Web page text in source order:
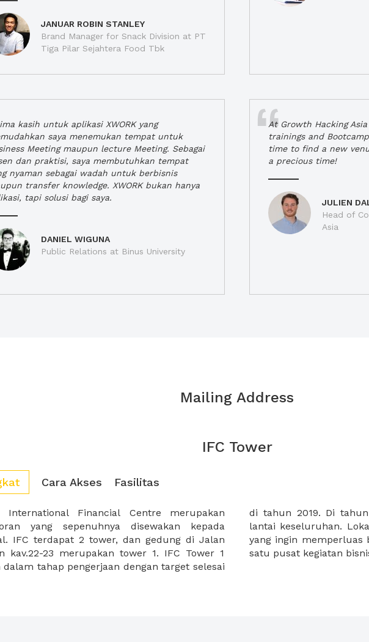
JANUAR ROBIN STANLEY
Brand Manager for Snack Division at PT
Tiga Pilar Sejahtera Food Tbk
kasih untuk aplikasi XWORK yang
saya menemukan tempat untuk
Meeting maupun lecture Meeting. Sebagai
dan praktisi, saya membutuhkan tempat
nyaman sebagai wadah untuk berbisnis
transfer knowledge. XWORK bukan hanya
tapi solusi bagi saya.
DANIEL WIGUNA
Public Relations at Binus University
At Growth Hacking
trainings and
time to find a new
a precious time!
JULIEN
Head of
Asia
Mailing Address
IFC Tower
Cara Akses Fasilitas
Financial Centre merupakan
yang sepenuhnya disewakan kepada
IFC terdapat 2 tower, dan gedung di Jalan
kav.22-23 merupakan tower 1. IFC Tower 1
tahap pengerjaan dengan target selesai
tahun 2019, gedung ini akan terdiri dari 49
Lokasi ini sangat strategis bagi perusahaan
bisnis mereka karena merupakan salah
satu pusat kegiatan